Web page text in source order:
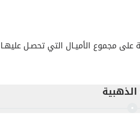
مجموع الأميـال التي تحصـل عليهـا
الذهبية